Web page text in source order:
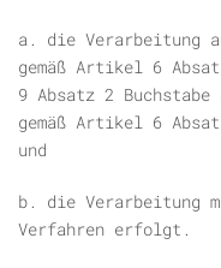
a. die Verarbeitung
gemäß Artikel 6
9 Absatz 2
gemäß Artikel 6
und
b. die Verarbeitung
Verfahren erfolgt.